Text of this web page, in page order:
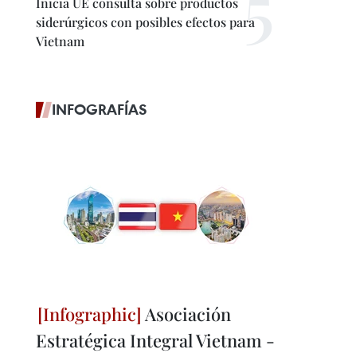
siderúrgicos con posibles efectos para
Vietnam
INFOGRAFÍAS
Asociación
Estratégica Integral Vietnam -